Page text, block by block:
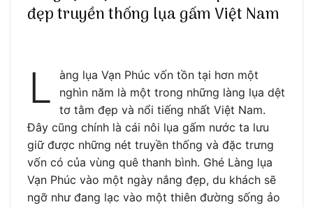
đẹp truyền thống lụa gấm Việt Nam
L
àng lụa Vạn Phúc vốn tồn tại hơn một
nghìn năm là một trong những làng lụa dệt
tơ tằm đẹp và nổi tiếng nhất Việt Nam.
Đây cũng chính là cái nôi lụa gấm nước ta lưu
giữ được những nét truyền thống và đặc trưng
vốn có của vùng quê thanh bình. Ghé Làng lụa
Vạn Phúc vào một ngày nắng đẹp, du khách sẽ
ngỡ như đang lạc vào một thiên đường sống ảo